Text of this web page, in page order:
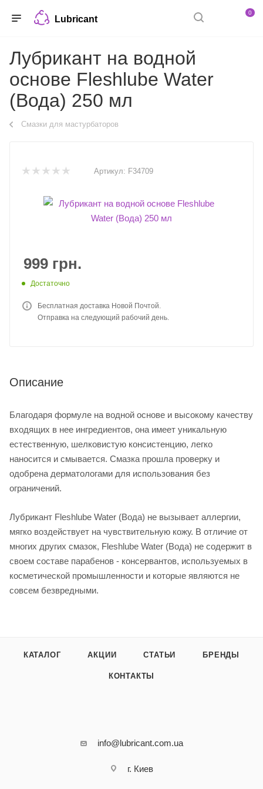
Lubricant
0
Лубрикант на водной
основе Fleshlube Water
(Вода) 250 мл
Смазки для мастурбаторов
Артикул: F34709
999 грн.
Достаточно
Бесплатная доставка Новой Почтой.
Отправка на следующий рабочий день.
Описание
Благодаря формуле на водной основе и высокому качеству
входящих в нее ингредиентов, она имеет уникальную
естественную, шелковистую консистенцию, легко
наносится и смывается. Смазка прошла проверку и
одобрена дерматологами для использования без
ограничений.
Лубрикант Fleshlube Water (Вода) не вызывает аллергии,
мягко воздействует на чувствительную кожу. В отличие от
многих других смазок, Fleshlube Water (Вода) не содержит в
своем составе парабенов - консервантов, используемых в
косметической промышленности и которые являются не
совсем безвредными.
КАТАЛОГ АКЦИИ СТАТЬИ БРЕНДЫ
КОНТАКТЫ
info@lubricant.com.ua
г. Киев